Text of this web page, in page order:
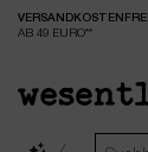
springen
VERSANDKOSTENFREI
AB 49 EURO**